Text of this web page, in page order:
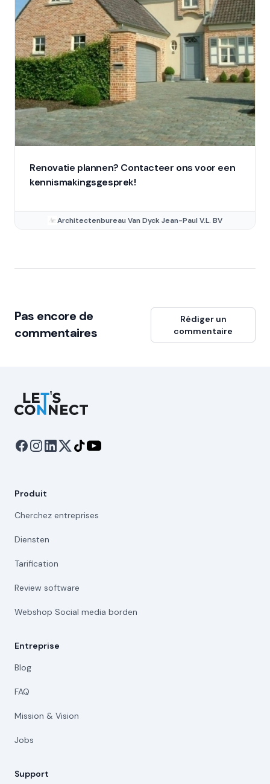
Renovatie plannen? Contacteer ons voor een
kennismakingsgesprek!
Architectenbureau Van Dyck Jean-Paul V.L. BV
Pas encore de
commentaires
Rédiger un
commentaire
Let's Connect
Produit
Cherchez entreprises
Diensten
Tarification
Review software
Webshop Social media borden
Entreprise
Blog
FAQ
Mission & Vision
Jobs
Support